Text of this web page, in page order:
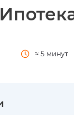
≈ 5 минут